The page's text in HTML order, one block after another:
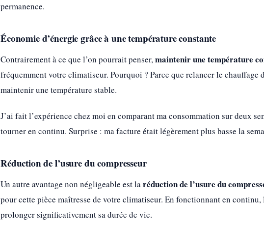
permanence.
Économie d’énergie grâce à une température constante
Contrairement à ce que l’on pourrait penser,maintenir une température
fréquemment votre climatiseur. Pourquoi ? Parce que relancer le
maintenir une température stable.
J’ai fait l’expérience chez moi en comparant ma consommation sur deux
tourner en continu. Surprise : ma facture était légèrement plus basse la
Réduction de l’usure du compresseur
Un autre avantage non négligeable est laréduction de l’usure du
pour cette pièce maîtresse de votre climatiseur. En fonctionnant en
prolonger significativement sa durée de vie.